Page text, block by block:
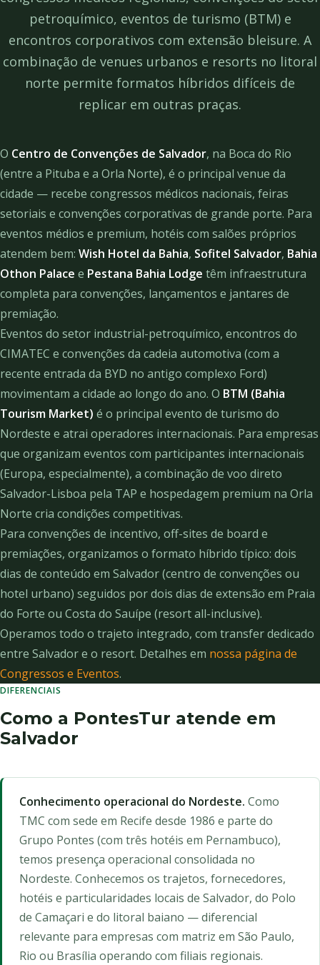
petroquímico, eventos de turismo (BTM) e
encontros corporativos com extensão bleisure. A
combinação de venues urbanos e resorts no litoral
norte permite formatos híbridos difíceis de
replicar em outras praças.
O Centro de Convenções de Salvador, na Boca do Rio
(entre a Pituba e a Orla Norte), é o principal venue da
cidade — recebe congressos médicos nacionais, feiras
setoriais e convenções corporativas de grande porte. Para
eventos médios e premium, hotéis com salões próprios
atendem bem: Wish Hotel da Bahia, Sofitel Salvador, Bahia
Othon Palace e Pestana Bahia Lodge têm infraestrutura
completa para convenções, lançamentos e jantares de
premiação.
Eventos do setor industrial-petroquímico, encontros do
CIMATEC e convenções da cadeia automotiva (com a
recente entrada da BYD no antigo complexo Ford)
movimentam a cidade ao longo do ano. O BTM (Bahia
Tourism Market) é o principal evento de turismo do
Nordeste e atrai operadores internacionais. Para empresas
que organizam eventos com participantes internacionais
(Europa, especialmente), a combinação de voo direto
Salvador-Lisboa pela TAP e hospedagem premium na Orla
Norte cria condições competitivas.
Para convenções de incentivo, off-sites de board e
premiações, organizamos o formato híbrido típico: dois
dias de conteúdo em Salvador (centro de convenções ou
hotel urbano) seguidos por dois dias de extensão em Praia
do Forte ou Costa do Sauípe (resort all-inclusive).
Operamos todo o trajeto integrado, com transfer dedicado
entre Salvador e o resort. Detalhes em nossa página de
Congressos e Eventos.
DIFERENCIAIS
Como a PontesTur atende em
Salvador
Conhecimento operacional do Nordeste. Como
TMC com sede em Recife desde 1986 e parte do
Grupo Pontes (com três hotéis em Pernambuco),
temos presença operacional consolidada no
Nordeste. Conhecemos os trajetos, fornecedores,
hotéis e particularidades locais de Salvador, do Polo
de Camaçari e do litoral baiano — diferencial
relevante para empresas com matriz em São Paulo,
Rio ou Brasília operando com filiais regionais.